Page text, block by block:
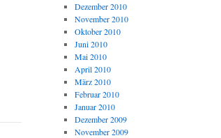
Dezember 2010
November 2010
Oktober 2010
Juni 2010
Mai 2010
April 2010
März 2010
Februar 2010
Januar 2010
Dezember 2009
November 2009